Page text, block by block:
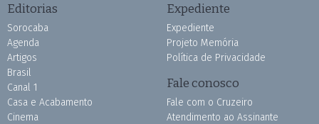
Editorias
Sorocaba
Agenda
Artigos
Brasil
Canal 1
Casa e Acabamento
Cinema
Expediente
Expediente
Projeto Memória
Política de Privacidade
Fale conosco
Fale com o Cruzeiro
Atendimento ao Assinante